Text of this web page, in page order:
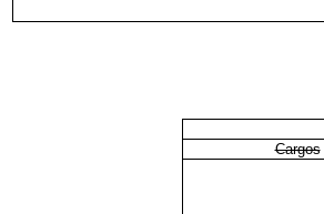
Cargos